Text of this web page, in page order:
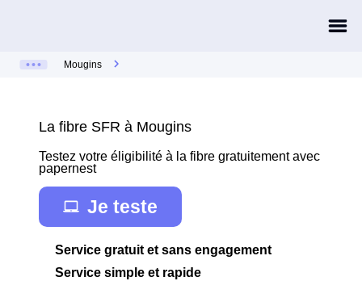
Mougins
La fibre SFR à Mougins
Testez votre éligibilité à la fibre gratuitement avec
papernest
Je teste
Service gratuit et sans engagement
Service simple et rapide